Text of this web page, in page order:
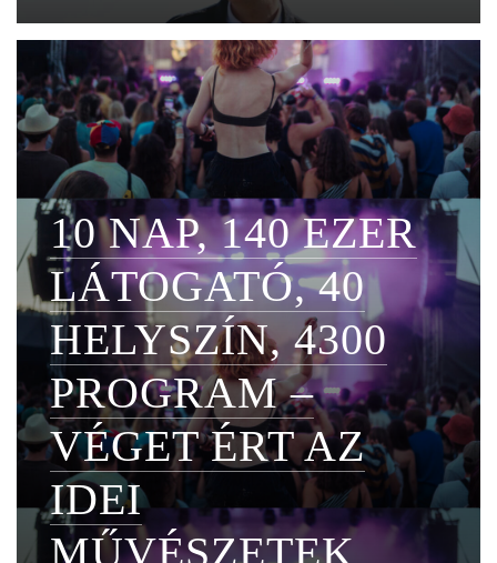
10 NAP, 140 EZER
LÁTOGATÓ, 40
HELYSZÍN, 4300
PROGRAM –
VÉGET ÉRT AZ
IDEI
MŰVÉSZETEK